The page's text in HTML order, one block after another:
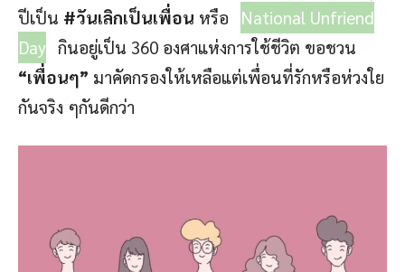
ปีเป็น #วันเลิกเป็นเพื่อน หรือ
National Unfriend
Day กินอยู่เป็น 360 องศาแห่งการใช้ชีวิต ขอชวน
“เพื่อนๆ” มาคัดกรองให้เหลือแต่เพื่อนที่รักหรือห่วงใย
กันจริง ๆกันดีกว่า